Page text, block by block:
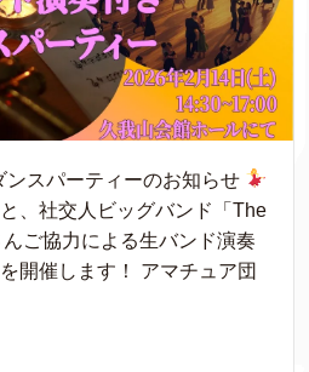
ンスパーティーのお知らせ
、社交人ビッグバンド「The
ご協力による生バンド演奏
開催します！ アマチュア団